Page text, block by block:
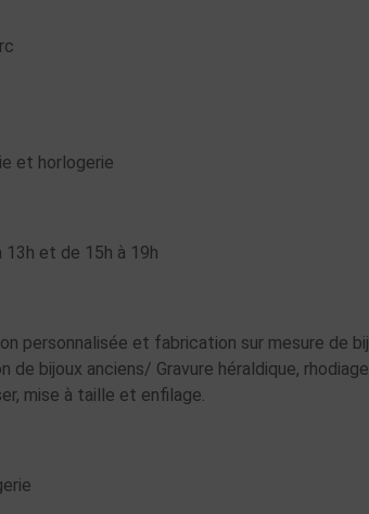
et horlogerie
13h et de 15h à 19h
personnalisée et fabrication sur mesure de
de bijoux anciens/ Gravure héraldique,
mise à taille et enfilage.